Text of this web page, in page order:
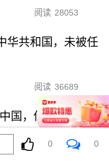
阅读 28053
华共和国，未被任
阅读 36689
国，你们怎么办
0 0